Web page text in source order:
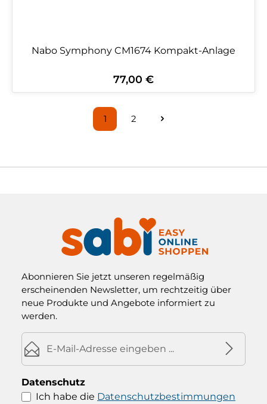
Nabo Symphony CM1674 Kompakt-Anlage
Regulärer Preis:
77,00 €
Seite
1
Seite
2
Abonnieren Sie jetzt unseren regelmäßig
erscheinenden Newsletter, um rechtzeitig über
neue Produkte und Angebote informiert zu
werden.
E-Mail-Adresse*
Datenschutz
Ich habe die Datenschutzbestimmungen